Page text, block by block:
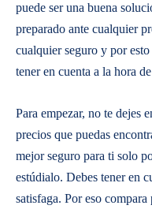
puede ser una buena
preparado ante cualquier
cualquier seguro y por
tener en cuenta a la hora
Para empezar, no te dejes
precios que puedas
mejor seguro para ti solo
estúdialo. Debes tener en
satisfaga. Por eso